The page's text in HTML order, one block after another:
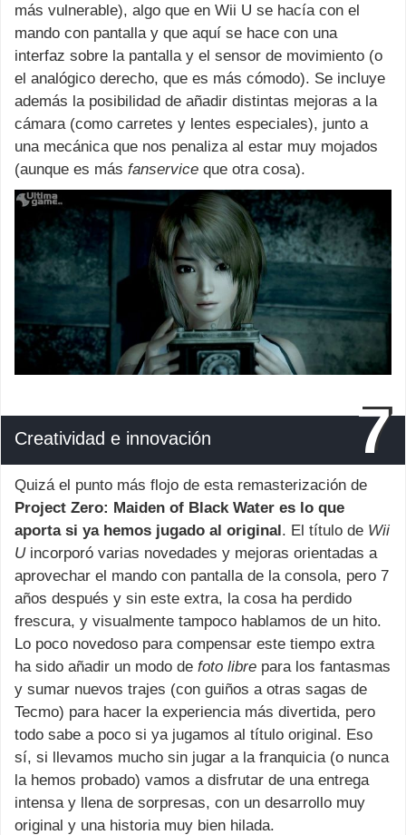
más vulnerable), algo que en Wii U se hacía con el
mando con pantalla y que aquí se hace con una
interfaz sobre la pantalla y el sensor de movimiento (o
el analógico derecho, que es más cómodo). Se incluye
además la posibilidad de añadir distintas mejoras a la
cámara (como carretes y lentes especiales), junto a
una mecánica que nos penaliza al estar muy mojados
(aunque es más fanservice que otra cosa).
Creatividad e innovación 7
Quizá el punto más flojo de esta remasterización de
Project Zero: Maiden of Black Water es lo que
aporta si ya hemos jugado al original. El título de Wii
Uincorporó varias novedades y mejoras orientadas a
aprovechar el mando con pantalla de la consola, pero 7
años después y sin este extra, la cosa ha perdido
frescura, y visualmente tampoco hablamos de un hito.
Lo poco novedoso para compensar este tiempo extra
ha sido añadir un modo de foto libre para los fantasmas
y sumar nuevos trajes (con guiños a otras sagas de
Tecmo) para hacer la experiencia más divertida, pero
todo sabe a poco si ya jugamos al título original. Eso
sí, si llevamos mucho sin jugar a la franquicia (o nunca
la hemos probado) vamos a disfrutar de una entrega
intensa y llena de sorpresas, con un desarrollo muy
original y una historia muy bien hilada.